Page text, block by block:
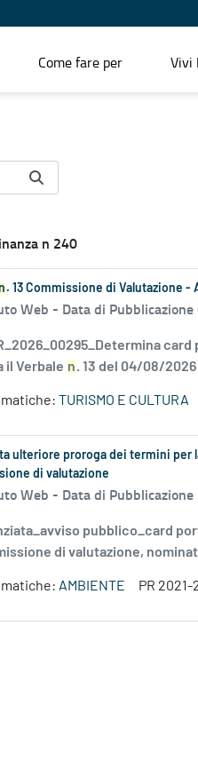
Come fare per Vivi
n 240
. 13 Commissione di Valutazione
Web - Data di
il Verbale n. 13 del 04/08/2026
TURISMO E CULTURA
ulteriore proroga dei termini
di valutazione
Web - Data di
pubblico_card
di valutazione,
AMBIENTE PR 2021-